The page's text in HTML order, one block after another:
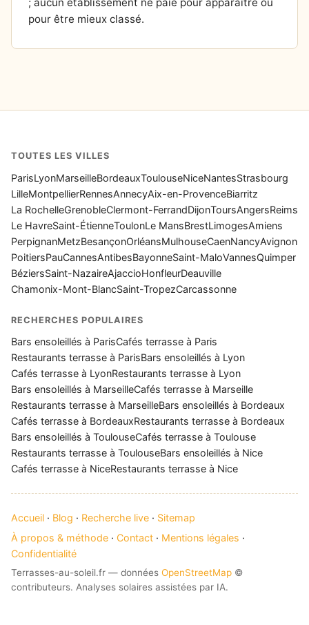
; aucun établissement ne paie pour apparaître ou
pour être mieux classé.
TOUTES LES VILLES
ParisLyonMarseilleBordeauxToulouseNiceNantesStrasbourg
LilleMontpellierRennesAnnecyAix-en-ProvenceBiarritz
La RochelleGrenobleClermont-FerrandDijonToursAngersReims
Le HavreSaint-ÉtienneToulonLe MansBrestLimogesAmiens
PerpignanMetzBesançonOrléansMulhouseCaenNancyAvignon
PoitiersPauCannesAntibesBayonneSaint-MaloVannesQuimper
BéziersSaint-NazaireAjaccioHonfleurDeauville
Chamonix-Mont-BlancSaint-TropezCarcassonne
RECHERCHES POPULAIRES
Bars ensoleillés à ParisCafés terrasse à Paris
Restaurants terrasse à ParisBars ensoleillés à Lyon
Cafés terrasse à LyonRestaurants terrasse à Lyon
Bars ensoleillés à MarseilleCafés terrasse à Marseille
Restaurants terrasse à MarseilleBars ensoleillés à Bordeaux
Cafés terrasse à BordeauxRestaurants terrasse à Bordeaux
Bars ensoleillés à ToulouseCafés terrasse à Toulouse
Restaurants terrasse à ToulouseBars ensoleillés à Nice
Cafés terrasse à NiceRestaurants terrasse à Nice
Accueil · Blog · Recherche live · Sitemap
À propos & méthode · Contact · Mentions légales ·
Confidentialité
Terrasses-au-soleil.fr — données OpenStreetMap ©
contributeurs. Analyses solaires assistées par IA.